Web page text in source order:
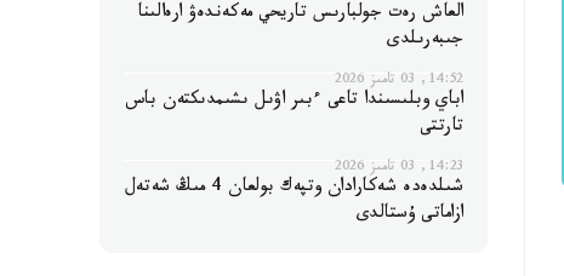
العاش رەت جولبارىس تاريحي مەكەندەۋ ارەالىنا
جىبەرىلدى
14:52, 03 تامىز 2026
اباي وبلىسىندا تاعى ءبىر اۋىل ىشىمدىكتەن باس
تارتتى
14:23, 03 تامىز 2026
شىلدەدە شەكارادان وتپەك بولعان 4 مىڭ شەتەل
ازاماتى ۇستالدى